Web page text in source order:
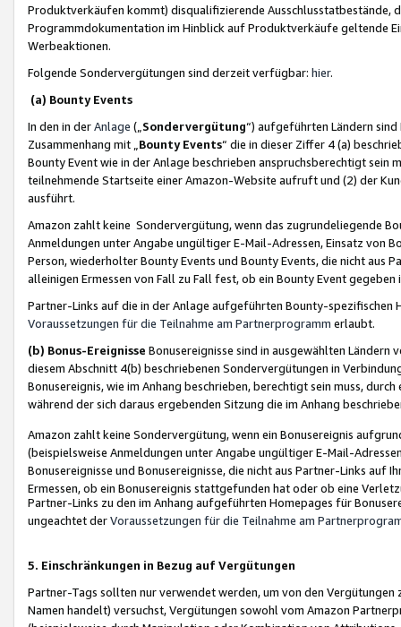
Produktverkäufen kommt) disqualifizierende Ausschlusstatbestände,
Programmdokumentation im Hinblick auf Produktverkäufe geltende
Werbeaktionen.
Folgende Sondervergütungen sind derzeit verfügbar: hier.
(a) Bounty Events
In den in derAnlage („ Sondervergütung“) aufgeführten Ländern
Zusammenhang mit „ Bounty Events“ die in dieser Ziffer 4 (a)
Bounty Event wie in der Anlage beschrieben anspruchsberechtigt sein
teilnehmende Startseite einer Amazon-Website aufruft und (2) der
ausführt.
Amazon zahlt keine Sondervergütung, wenn das zugrundeliegende
Anmeldungen unter Angabe ungültiger E-Mail-Adressen, Einsatz von
Person, wiederholter Bounty Events und Bounty Events, die nicht
alleinigen Ermessen von Fall zu Fall fest, ob ein Bounty Event
Partner-Links auf die in der Anlage aufgeführten Bounty-spezifischen
Voraussetzungen für die Teilnahme am Partnerprogramm erlaubt.
(b) Bonus-Ereignisse Bonusereignisse sind in ausgewählten Ländern
diesem Abschnitt 4(b) beschriebenen Sondervergütungen in
Bonusereignis, wie im Anhang beschrieben, berechtigt sein muss,
während der sich daraus ergebenden Sitzung die im Anhang
Amazon zahlt keine Sondervergütung, wenn ein Bonusereignis
(beispielsweise Anmeldungen unter Angabe ungültiger E-Mail-
Bonusereignisse und Bonusereignisse, die nicht aus Partner-Links auf
Ermessen, ob ein Bonusereignis stattgefunden hat oder ob eine
Partner-Links zu den im Anhang aufgeführten Homepages für
ungeachtet derVoraussetzungen für die Teilnahme am
5. Einschränkungen in Bezug auf Vergütungen
Partner-Tags sollten nur verwendet werden, um von den
Namen handelt) versuchst, Vergütungen sowohl vom Amazon